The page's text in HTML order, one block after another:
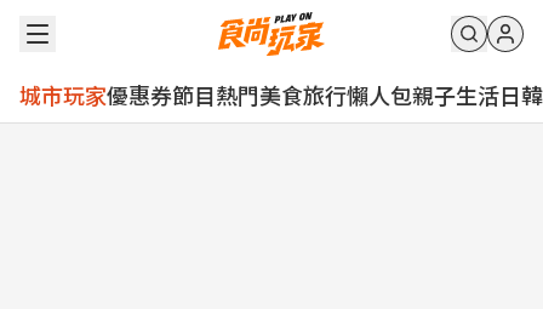
城市玩家優惠券節目熱門美食旅行懶人包親子生活日韓